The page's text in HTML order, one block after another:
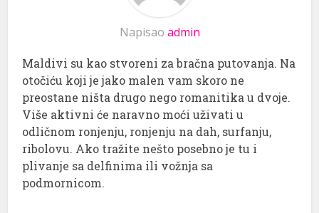
Napisao admin
Maldivi su kao stvoreni za bračna putovanja. Na
otočiću koji je jako malen vam skoro ne
preostane ništa drugo nego romanitika u dvoje.
Više aktivni će naravno moći uživati u
odličnom ronjenju, ronjenju na dah, surfanju,
ribolovu. Ako tražite nešto posebno je tu i
plivanje sa delfinima ili vožnja sa
podmornicom.